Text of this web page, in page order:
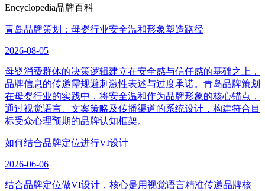
Encyclopedia品牌百科
青岛品牌策划：母婴行业安全温和形象塑造路径
2026-08-05
母婴消费群体的决策逻辑建立在安全感与信任感的基础之上，
品牌信息的传递需规避刺激性表述与过度承诺。青岛品牌策划
在母婴行业的实践中，将安全温和作为品牌形象的核心锚点，
通过视觉语言、文案策略及传播渠道的系统设计，构建符合目
标受众心理预期的品牌认知框架。
如何结合品牌定位进行VI设计
2026-06-06
结合品牌定位做VI设计，核心是用视觉语言精准传递品牌核